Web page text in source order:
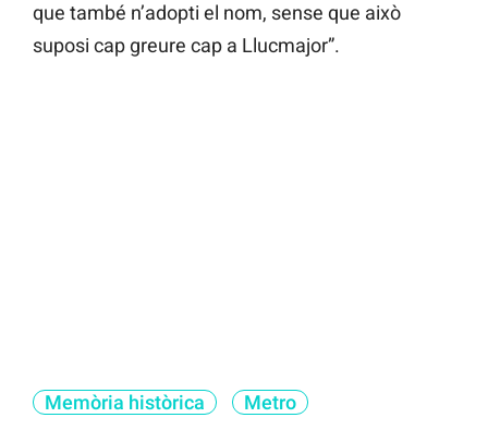
que també n’adopti el nom, sense que això
suposi cap greure cap a Llucmajor”.
Memòria històrica Metro